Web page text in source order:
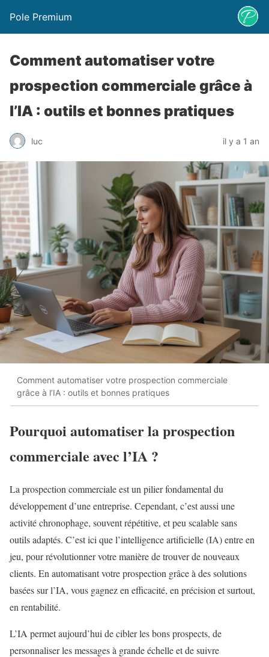
Pole Premium
Comment automatiser votre
prospection commerciale grâce à
l’IA : outils et bonnes pratiques
luc il y a 1 an
Comment automatiser votre prospection commerciale
grâce à l’IA : outils et bonnes pratiques
Pourquoi automatiser la prospection
commerciale avec l’IA ?
La prospection commerciale est un pilier fondamental du
développement d’une entreprise. Cependant, c’est aussi une
activité chronophage, souvent répétitive, et peu scalable sans
outils adaptés. C’est ici que l’intelligence artificielle (IA) entre en
jeu, pour révolutionner votre manière de trouver de nouveaux
clients. En automatisant votre prospection grâce à des solutions
basées sur l’IA, vous gagnez en efficacité, en précision et surtout,
en rentabilité.
L’IA permet aujourd’hui de cibler les bons prospects, de
personnaliser les messages à grande échelle et de suivre